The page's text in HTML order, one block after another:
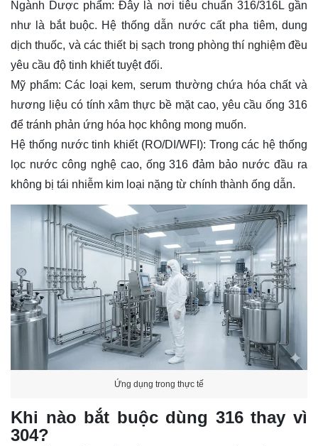
Ngành Dược phẩm: Đây là nơi tiêu chuẩn 316/316L gần
như là bắt buộc. Hệ thống dẫn nước cất pha tiêm, dung
dịch thuốc, và các thiết bị sạch trong phòng thí nghiệm đều
yêu cầu độ tinh khiết tuyệt đối.
Mỹ phẩm: Các loại kem, serum thường chứa hóa chất và
hương liệu có tính xâm thực bề mặt cao, yêu cầu ống 316
để tránh phản ứng hóa học không mong muốn.
Hệ thống nước tinh khiết (RO/DI/WFI): Trong các hệ thống
lọc nước công nghệ cao, ống 316 đảm bảo nước đầu ra
không bị tái nhiễm kim loại nặng từ chính thành ống dẫn.
Ứng dụng trong thực tế
Khi nào bắt buộc dùng 316 thay vì
304?